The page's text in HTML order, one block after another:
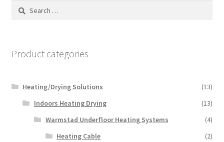
Search
Product categories
Heating/Drying Solutions
(13)
Indoors Heating Drying
(13)
Warmstad Underfloor Heating Systems
(4)
Heating Cable
(2)